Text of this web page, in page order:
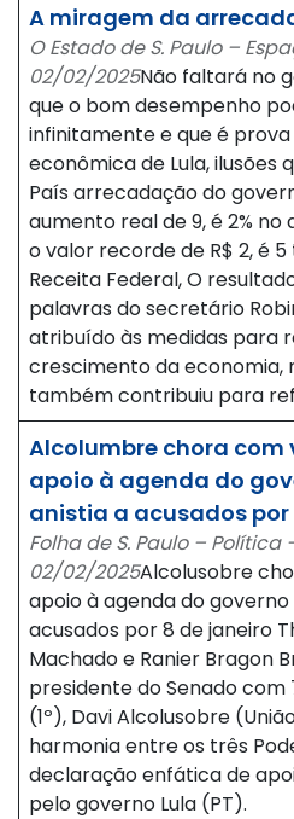
A miragem da
O Estado de S. Paulo –
02/02/2025Não faltará no
que o bom desempenho
infinitamente e que é
econômica de Lula, ilusões
País arrecadação do
aumento real de 9, é 2%
o valor recorde de R$ 2, é
Receita Federal, O
palavras do secretário
atribuído às medidas para
crescimento da economia,
também contribuiu para
Alcolumbre chora
apoio à agenda do
anistia a acusados por
Folha de S. Paulo – Política
02/02/2025Alcolusobre
apoio à agenda do
acusados por 8 de janeiro
Machado e Ranier Bragon
presidente do Senado
(1º), Davi Alcolusobre
harmonia entre os três
declaração enfática de
pelo governo Lula (PT).